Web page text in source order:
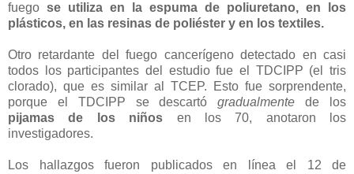
fuego se utiliza en la espuma de poliuretano, en los
plásticos, en las resinas de poliéster y en los textiles.
Otro retardante del fuego cancerígeno detectado en casi
todos los participantes del estudio fue el TDCIPP (el tris
clorado), que es similar al TCEP. Esto fue sorprendente,
porque el TDCIPP se descartógradualmente de los
pijamas de los niños en los 70, anotaron los
investigadores.
Los hallazgos fueron publicados en línea el 12 de